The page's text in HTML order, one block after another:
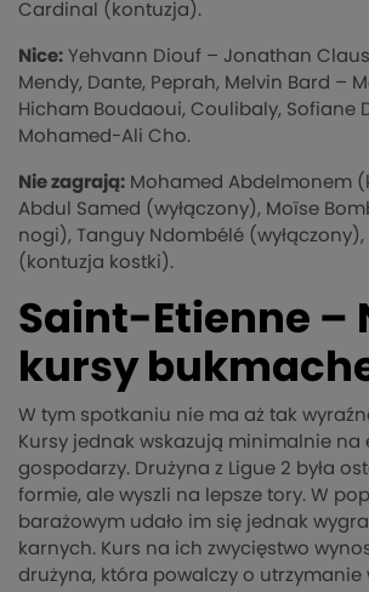
Cardinal (kontuzja).
Nice: Yehvann Diouf – Jonathan
Mendy, Dante, Peprah, Melvin Bard –
Hicham Boudaoui, Coulibaly, Sofiane
Mohamed-Ali Cho.
Nie zagrają: Mohamed Abdelmonem
Abdul Samed (wyłączony), Moïse
nogi), Tanguy Ndombélé (wyłączony),
(kontuzja kostki).
Saint-Etienne –
kursy
W tym spotkaniu nie ma aż tak
Kursy jednak wskazują minimalnie na
gospodarzy. Drużyna z Ligue 2 była
formie, ale wyszli na lepsze tory. W
barażowym udało im się jednak
karnych. Kurs na ich zwycięstwo
drużyna, która powalczy o utrzymanie